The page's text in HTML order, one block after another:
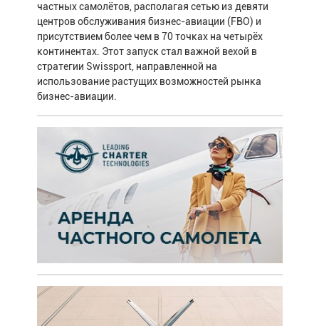
частных самолётов, располагая сетью из девяти
центров обслуживания бизнес-авиации (FBO) и
присутствием более чем в 70 точках на четырёх
континентах. Этот запуск стал важной вехой в
стратегии Swissport, направленной на
использование растущих возможностей рынка
бизнес-авиации.